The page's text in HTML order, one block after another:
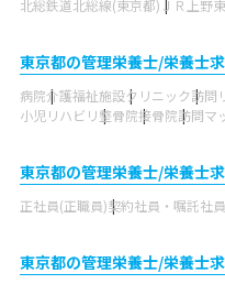
北総鉄道北総線(東京都) ＪＲ上野
東京都の管理栄養士/栄養士
病院介護福祉施設クリニック訪問
小児リハビリ整骨院接骨院訪問マ
東京都の管理栄養士/栄養士
正社員(正職員)契約社員・嘱託社員
東京都の管理栄養士/栄養士